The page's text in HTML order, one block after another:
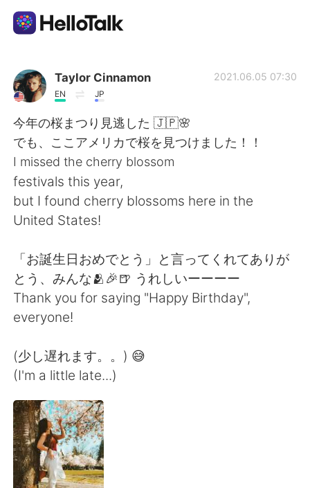
Приложение для Языкового Обмена
AI Grammar Checker
Русский
English 简体中文
العربية Français
Deutsch
한국어 ไทย
Indonesia
Türkçe
Português
Taylor Cinnamon
EN JP
2021.06.05 07:30
今年の桜まつり見逃した 🇯🇵🌸
でも、ここアメリカで桜を見つけました！！
I missed the cherry blossom
festivals this year,
but I found cherry blossoms here in the
United States!
「お誕生日おめでとう」と言ってくれてありが
とう、みんな🫂🎉🍺 うれしいーーーー
Thank you for saying "Happy Birthday",
everyone!
(少し遅れます。。) 😅
(I'm a little late...)